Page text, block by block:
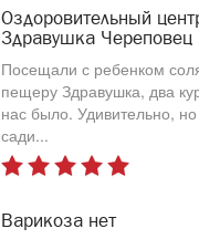
Оздоровительный
Здравушка Череповец
Посещали с ребенком
пещеру Здравушка, два
нас было. Удивительно,
сади...
Варикоза нет